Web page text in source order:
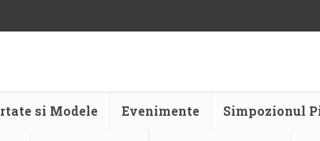
si Modele Evenimente Simpozionul